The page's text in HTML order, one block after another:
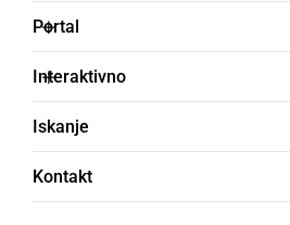
Portal
Interaktivno
Iskanje
Kontakt
GOSPODARSTVO
Prlečka nova mladinska
delegatka: Meta Štuhec